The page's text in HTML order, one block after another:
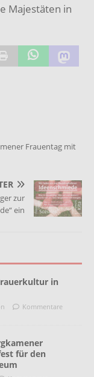
Majestäten in
Frauentag mit
zur
ein
in
Kommentare
für den